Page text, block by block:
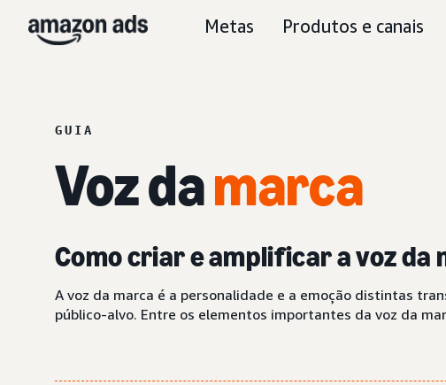
Metas Produtos e canais
GUIA
Voz damarca
Como criar e amplificar a voz da
A voz da marca é a personalidade e a emoção distintas
público-alvo. Entre os elementos importantes da voz da